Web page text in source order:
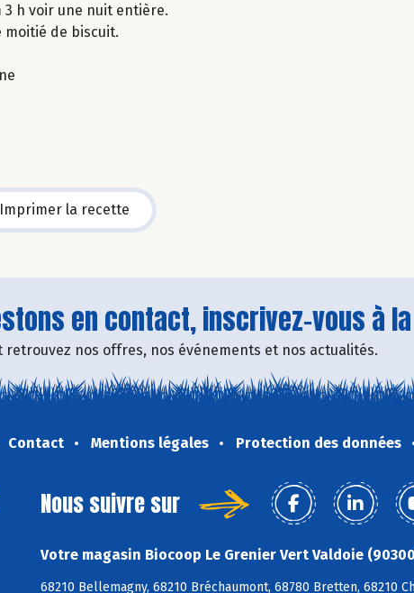
h voir une nuit entière.
moitié de biscuit.
Imprimer la recette
en contact, inscrivez-vous à
retrouvez nos offres, nos événements et nos actualités.
Contact Mentions légales Protection des données
Nous suivre sur
Votre magasin Biocoop Le Grenier Vert Valdoie
68210 Bellemagny, 68210 Bréchaumont, 68780 Bretten, 68210